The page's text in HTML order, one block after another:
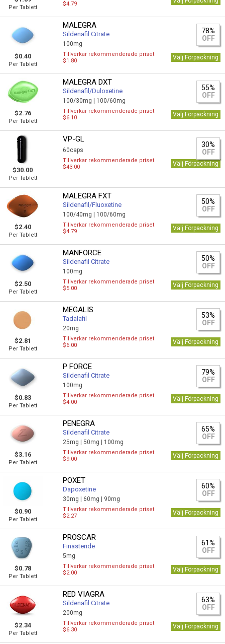
Per Tablett
$4.79
$0.40
Per Tablett
MALEGRA
Sildenafil Citrate
100mg
78%
OFF
Tillverkar rekommenderade priset
$1.80
Välj Förpackning
$2.76
Per Tablett
MALEGRA DXT
Sildenafil/Duloxetine
100/30mg | 100/60mg
55%
OFF
Tillverkar rekommenderade priset
$6.10
Välj Förpackning
$30.00
Per Tablett
VP-GL
60caps
30%
OFF
Tillverkar rekommenderade priset
$43.00
Välj Förpackning
$2.40
Per Tablett
MALEGRA FXT
Sildenafil/Fluoxetine
100/40mg | 100/60mg
50%
OFF
Tillverkar rekommenderade priset
$4.79
Välj Förpackning
$2.50
Per Tablett
MANFORCE
Sildenafil Citrate
100mg
50%
OFF
Tillverkar rekommenderade priset
$5.00
Välj Förpackning
$2.81
Per Tablett
MEGALIS
Tadalafil
20mg
53%
OFF
Tillverkar rekommenderade priset
$6.00
Välj Förpackning
$0.83
Per Tablett
P FORCE
Sildenafil Citrate
100mg
79%
OFF
Tillverkar rekommenderade priset
$4.00
Välj Förpackning
$3.16
Per Tablett
PENEGRA
Sildenafil Citrate
25mg |50mg | 100mg
65%
OFF
Tillverkar rekommenderade priset
$9.00
Välj Förpackning
$0.90
Per Tablett
POXET
Dapoxetine
30mg | 60mg | 90mg
60%
OFF
Tillverkar rekommenderade priset
$2.27
Välj Förpackning
$0.78
Per Tablett
PROSCAR
Finasteride
5mg
61%
OFF
Tillverkar rekommenderade priset
$2.00
Välj Förpackning
$2.34
Per Tablett
RED VIAGRA
Sildenafil Citrate
200mg
63%
OFF
Tillverkar rekommenderade priset
$6.30
Välj Förpackning